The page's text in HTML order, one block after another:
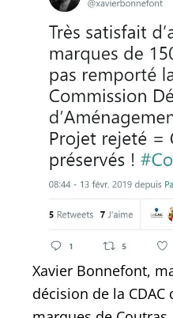
Xavier Bonnefont,
décision de la